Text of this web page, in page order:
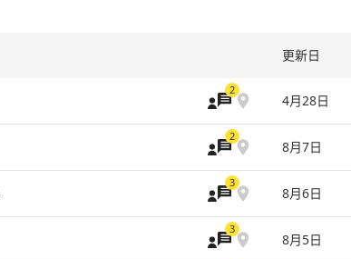
更新日
2
4月28日
2
8月7日
3
8月6日
3
8月5日